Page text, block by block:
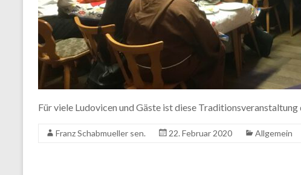
Für viele Ludovicen und Gäste ist diese
Franz Schabmueller sen. 22. Februar 2020 Allgemein